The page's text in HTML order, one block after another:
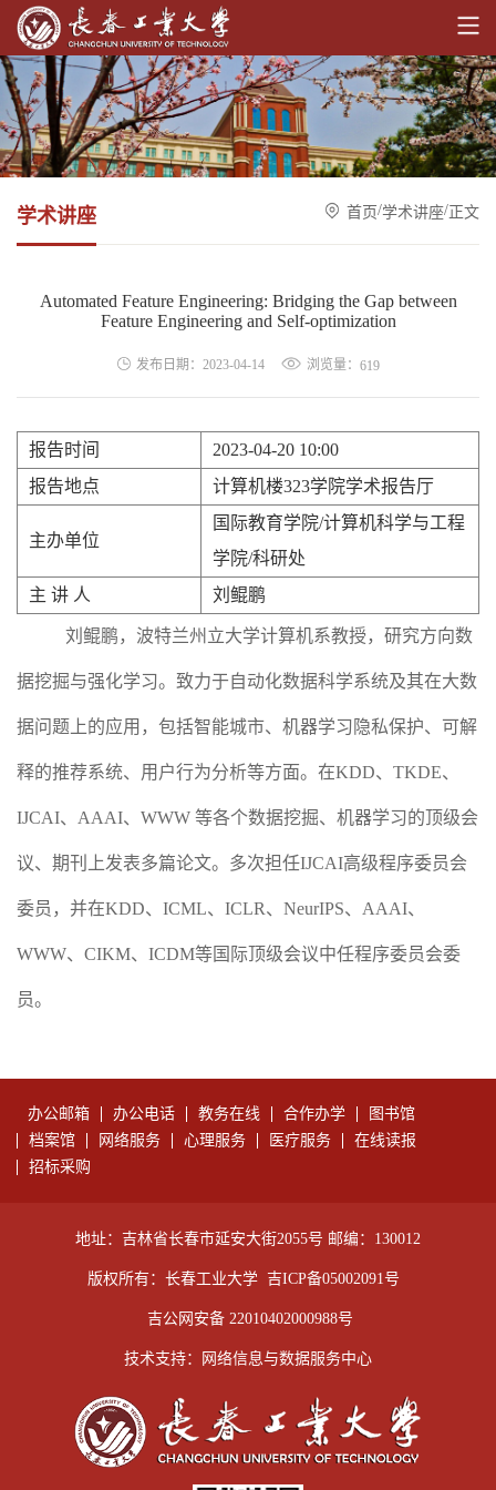
学术讲座 首页/学术讲座/正文
Automated Feature Engineering: Bridging the Gap between
Feature Engineering and Self-optimization
发布日期：2023-04-14 浏览量： 619
报告时间
2023-04-20 10:00
报告地点
计算机楼323学院学术报告厅
主办单位
国际教育学院/计算机科学与工程
学院/科研处
主 讲 人
刘鲲鹏
刘鲲鹏，波特兰州立大学计算机系教授，研究方向数
据挖掘与强化学习。致力于自动化数据科学系统及其在大数
据问题上的应用，包括智能城市、机器学习隐私保护、可解
释的推荐系统、用户行为分析等方面。在KDD、TKDE、
IJCAI、AAAI、WWW 等各个数据挖掘、机器学习的顶级会
议、期刊上发表多篇论文。多次担任IJCAI高级程序委员会
委员，并在KDD、ICML、ICLR、NeurIPS、AAAI、
WWW、CIKM、ICDM等国际顶级会议中任程序委员会委
员。
办公邮箱 办公电话 教务在线 合作办学
图书馆
档案馆
网络服务 心理服务 医疗服务
在线读报
招标采购
地址：吉林省长春市延安大街2055号 邮编：130012
版权所有：长春工业大学 吉ICP备05002091号
吉公网安备 22010402000988号
技术支持：网络信息与数据服务中心